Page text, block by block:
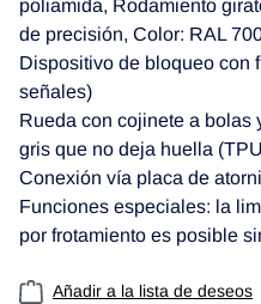
poliamida, Rodamiento
de precisión, Color: RAL
Dispositivo de bloqueo con
señales)
Rueda con cojinete a bolas
gris que no deja huella
Conexión vía placa de
Funciones especiales: la
por frotamiento es posible
Añadir a la lista de deseos